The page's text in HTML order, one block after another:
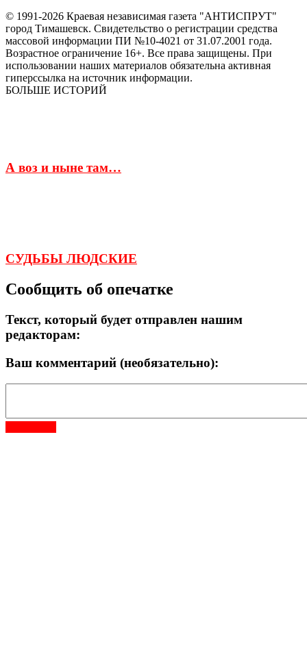
© 1991-2026 Краевая независимая газета "АНТИСПРУТ"
город Тимашевск. Свидетельство о регистрации средства
массовой информации ПИ №10-4021 от 31.07.2001 года.
Возрастное ограничение 16+. Все права защищены. При
использовании наших материалов обязательна активная
гиперссылка на источник информации.
БОЛЬШЕ ИСТОРИЙ
А воз и ныне там…
СУДЬБЫ ЛЮДСКИЕ
Сообщить об опечатке
Текст, который будет отправлен нашим
редакторам:
Ваш комментарий (необязательно):